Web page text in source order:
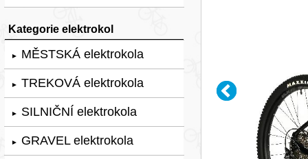
Kategorie elektrokol
► MĚSTSKÁ elektrokola
► TREKOVÁ elektrokola
► SILNIČNÍ elektrokola
► GRAVEL elektrokola